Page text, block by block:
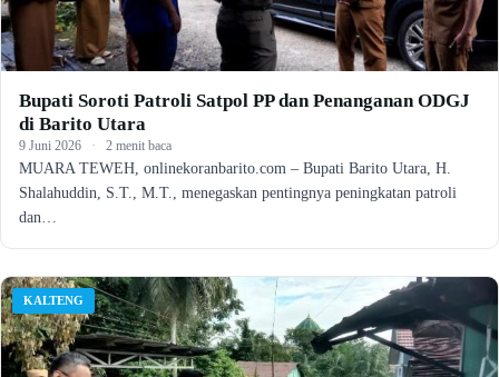
Bupati Soroti Patroli Satpol PP dan Penanganan ODGJ
di Barito Utara
9 Juni 2026 · 2 menit baca
MUARA TEWEH, onlinekoranbarito.com – Bupati Barito Utara, H.
Shalahuddin, S.T., M.T., menegaskan pentingnya peningkatan patroli
dan…
KALTENG